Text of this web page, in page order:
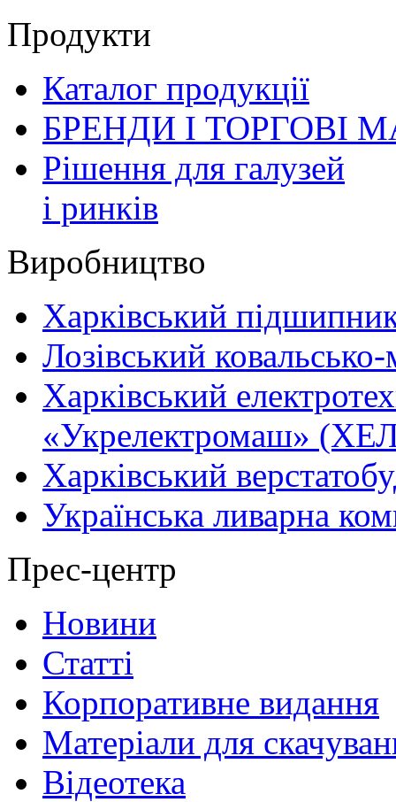
Продукти
Каталог продукції
БРЕНДИ І ТОРГОВІ
Рішення для галузей
і ринків
Виробництво
Харківський
Лозівський
Харківський
«Укрелектромаш»
Харківський
Українська ливарна
Прес-центр
Новини
Статті
Корпоративне видання
Матеріали для
Відеотека